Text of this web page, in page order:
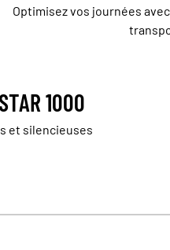
Optimisez vos journées
1000
et silencieuses